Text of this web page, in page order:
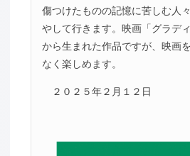
傷つけたものの記憶に苦しむ人
やして行きます。映画「グラデ
から生まれた作品ですが、映画
なく楽しめます。
２０２５年２月１２日